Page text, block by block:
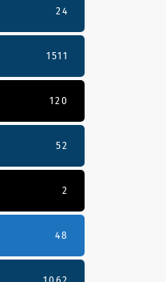
24
1511
120
52
2
48